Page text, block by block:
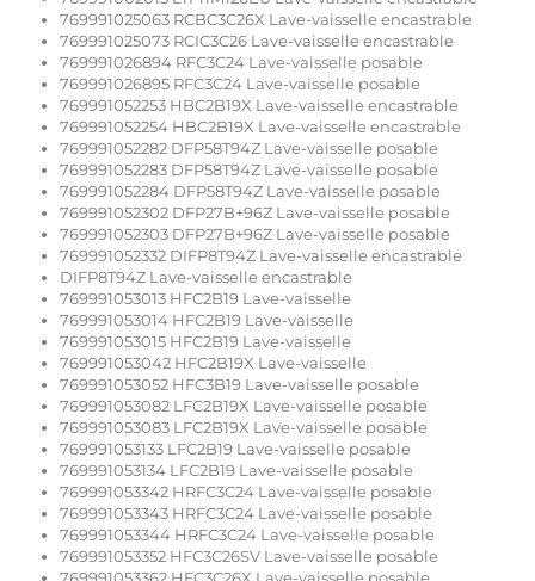
769991025063 RCBC3C26X Lave-vaisselle encastrable
769991025073 RCIC3C26 Lave-vaisselle encastrable
769991026894 RFC3C24 Lave-vaisselle posable
769991026895 RFC3C24 Lave-vaisselle posable
769991052253 HBC2B19X Lave-vaisselle encastrable
769991052254 HBC2B19X Lave-vaisselle encastrable
769991052282 DFP58T94Z Lave-vaisselle posable
769991052283 DFP58T94Z Lave-vaisselle posable
769991052284 DFP58T94Z Lave-vaisselle posable
769991052302 DFP27B+96Z Lave-vaisselle posable
769991052303 DFP27B+96Z Lave-vaisselle posable
769991052332 DIFP8T94Z Lave-vaisselle encastrable
DIFP8T94Z Lave-vaisselle encastrable
769991053013 HFC2B19 Lave-vaisselle
769991053014 HFC2B19 Lave-vaisselle
769991053015 HFC2B19 Lave-vaisselle
769991053042 HFC2B19X Lave-vaisselle
769991053052 HFC3B19 Lave-vaisselle posable
769991053082 LFC2B19X Lave-vaisselle posable
769991053083 LFC2B19X Lave-vaisselle posable
769991053133 LFC2B19 Lave-vaisselle posable
769991053134 LFC2B19 Lave-vaisselle posable
769991053342 HRFC3C24 Lave-vaisselle posable
769991053343 HRFC3C24 Lave-vaisselle posable
769991053344 HRFC3C24 Lave-vaisselle posable
769991053352 HFC3C26SV Lave-vaisselle posable